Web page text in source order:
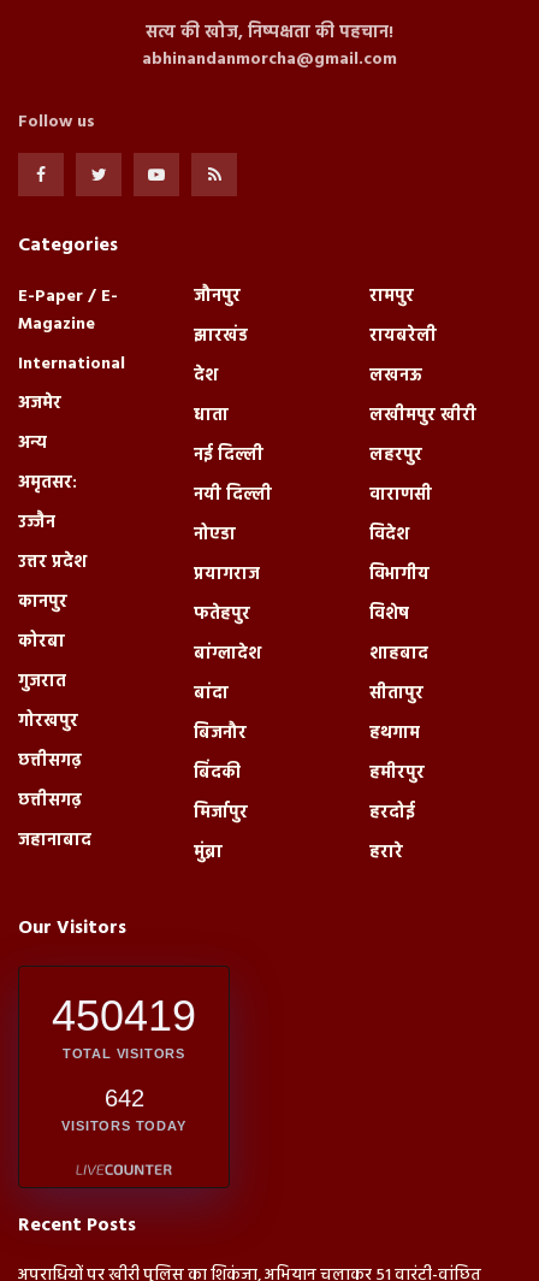
सत्य की खोज, निष्पक्षता की पहचान!
abhinandanmorcha@gmail.com
Follow us
Categories
E-Paper / E-
Magazine
International
अजमेर
अन्य
अमृतसर:
उज्जैन
उत्तर प्रदेश
कानपुर
कोरबा
गुजरात
गोरखपुर
छत्तीसगढ़
छत्तीसगढ़
जहानाबाद
जौनपुर
झारखंड
देश
धाता
नई दिल्ली
नयी दिल्ली
नोएडा
प्रयागराज
फतेहपुर
बांग्लादेश
बांदा
बिजनौर
बिंदकी
मिर्जापुर
मुंब्रा
रामपुर
रायबरेली
लखनऊ
लखीमपुर खीरी
लहरपुर
वाराणसी
विदेश
विभागीय
विशेष
शाहबाद
सीतापुर
हथगाम
हमीरपुर
हरदोई
हरारे
Our Visitors
450419
TOTAL VISITORS
642
VISITORS TODAY
Recent Posts